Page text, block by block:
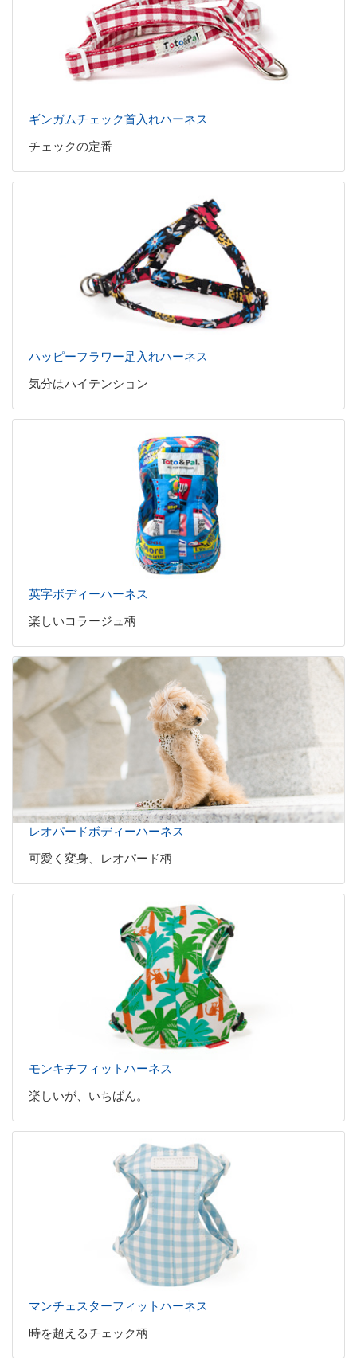
ギンガムチェック首入れハーネス
チェックの定番
ハッピーフラワー足入れハーネス
気分はハイテンション
英字ボディーハーネス
楽しいコラージュ柄
レオパードボディーハーネス
可愛く変身、レオパード柄
モンキチフィットハーネス
楽しいが、いちばん。
マンチェスターフィットハーネス
時を超えるチェック柄